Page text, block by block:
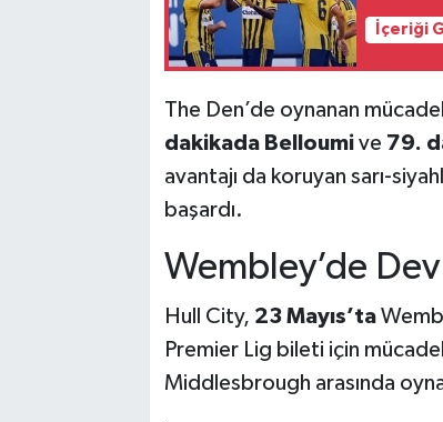
İçeriği
The Den’de oynanan
dakikada Belloumive 79.
avantajı da koruyan sarı-
başardı.
Wembley’de Dev
Hull City, 23 Mayıs’ta
Premier Lig bileti için
Middlesbrough arasında